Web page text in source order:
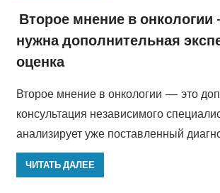
Второе мнение в
нужна дополнительная
оценка
Второе мнение в онкологии — это
консультация независимого
анализирует уже поставленный
ЧИТАТЬ ДАЛЕЕ